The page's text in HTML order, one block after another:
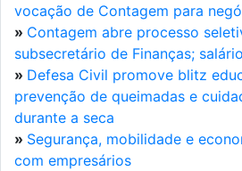
vocação de Contagem para
» Contagem abre processo
subsecretário de Finanças;
» Defesa Civil promove blitz
prevenção de queimadas e
durante a seca
» Segurança, mobilidade e
com empresários